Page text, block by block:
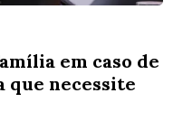
em caso de
que necessite